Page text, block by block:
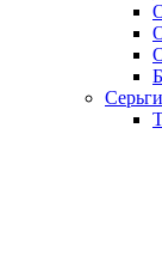
Серьги